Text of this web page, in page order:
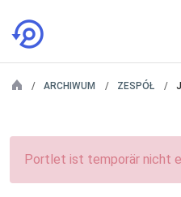
ARCHIWUM ZESPÓŁ
Portlet ist temporär nicht